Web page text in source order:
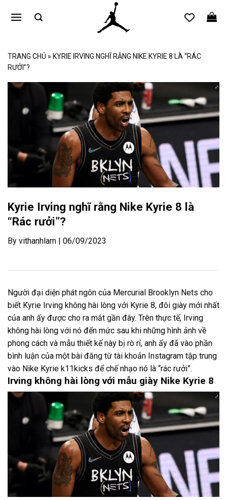
qua
TRANG CHỦ » KYRIE IRVING NGHĨ RẰNG NIKE KYRIE 8 LÀ “RÁC
RƯỞI”?
Kyrie Irving nghĩ rằng Nike Kyrie 8 là
“Rác rưởi”?
By vithanhlam | 06/09/2023
Người đại diện phát ngôn của Mercurial Brooklyn Nets cho
biết Kyrie Irving không hài lòng với Kyrie 8, đôi giày mới nhất
của anh ấy được cho ra mắt gần đây. Trên thực tế, Irving
không hài lòng với nó đến mức sau khi những hình ảnh về
phong cách và mẫu thiết kế này bị rò rỉ, anh ấy đã vào phần
bình luận của một bài đăng từ tài khoản Instagram tập trung
vào Nike Kyrie k11kicks để chế nhạo nó là “rác rưởi”.
Irving không hài lòng với mẫu giày Nike Kyrie 8